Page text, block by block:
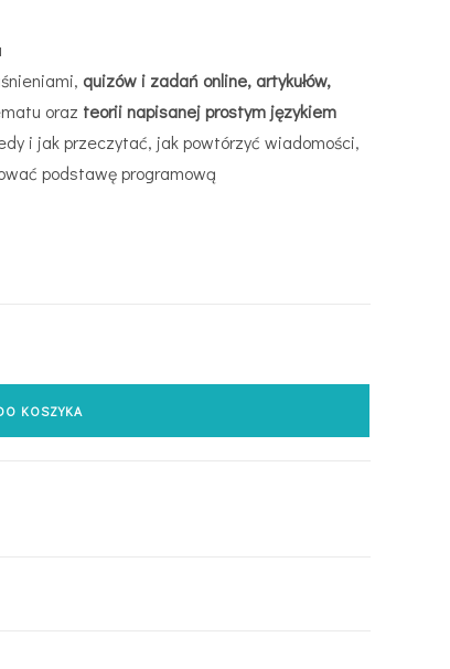
quizów i zadań online, artykułów,
oraz teorii napisanej prostym językiem
i jak przeczytać, jak powtórzyć wiadomości,
podstawę programową
KOSZYKA